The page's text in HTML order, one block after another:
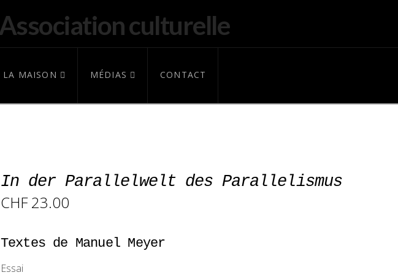
LA MAISON MÉDIAS CONTACT
In der Parallelwelt des Parallelismus
CHF23.00
Textes de Manuel Meyer
Essai